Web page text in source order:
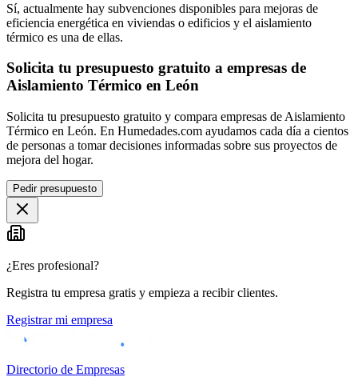
Sí, actualmente hay subvenciones disponibles para mejoras de
eficiencia energética en viviendas o edificios y el aislamiento
térmico es una de ellas.
Solicita tu presupuesto gratuito a empresas de
Aislamiento Térmico en León
Solicita tu presupuesto gratuito y compara empresas de Aislamiento
Térmico en León. En Humedades.com ayudamos cada día a cientos
de personas a tomar decisiones informadas sobre sus proyectos de
mejora del hogar.
Pedir presupuesto
¿Eres profesional?
Registra tu empresa gratis y empieza a recibir clientes.
Registrar mi empresa
Directorio de Empresas